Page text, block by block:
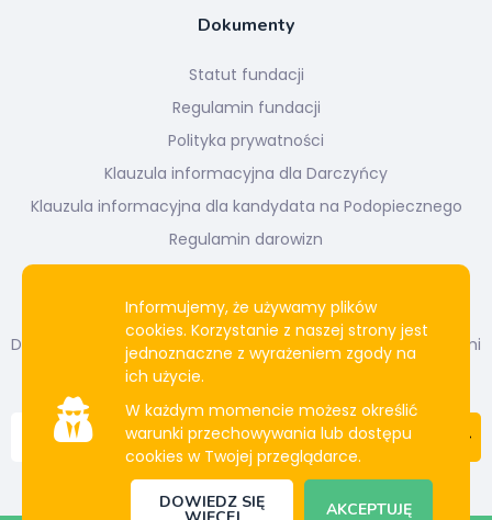
Dokumenty
Statut fundacji
Regulamin fundacji
Polityka prywatności
Klauzula informacyjna dla Darczyńcy
Klauzula informacyjna dla kandydata na Podopiecznego
Regulamin darowizn
Newsletter
Dołącz do naszej listy mailingowej. Bądź na bieżąco z naszymi
działaniami i projektami.
Informujemy, że używamy plików
cookies. Korzystanie z naszej strony jest
jednoznaczne z wyrażeniem zgody na
ich użycie.
W każdym momencie możesz określić
warunki przechowywania lub dostępu
cookies w Twojej przeglądarce.
DOWIEDZ SIĘ AKCEPTUJĘ